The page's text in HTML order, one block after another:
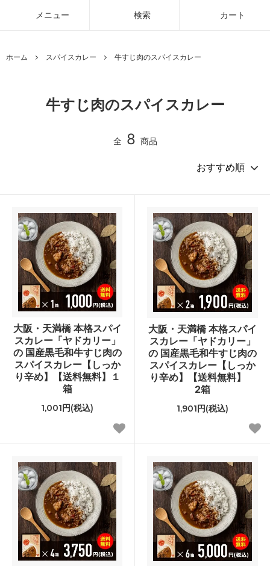
メニュー 検索 カート
ホーム スパイスカレー 牛すじ肉のスパイスカレー
牛すじ肉のスパイスカレー
全 8 商品
大阪・天満橋 本格スパイ
スカレー「ヤドカリー」
の 国産黒毛和牛すじ肉の
スパイスカレー【しっか
り辛め】【送料無料】１
箱
1,001円(税込)
大阪・天満橋 本格スパイ
スカレー「ヤドカリー」
の 国産黒毛和牛すじ肉の
スパイスカレー【しっか
り辛め】【送料無料】
2箱
1,901円(税込)